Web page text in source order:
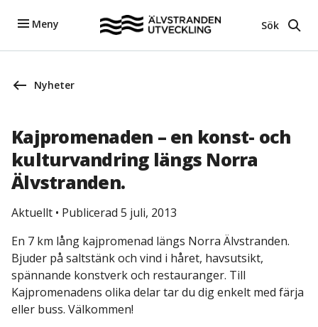
Meny Sök
Nyheter
Kajpromenaden – en konst- och
kulturvandring längs Norra
Älvstranden.
Aktuellt • Publicerad 5 juli, 2013
En 7 km lång kajpromenad längs Norra Älvstranden.
Bjuder på saltstänk och vind i håret, havsutsikt,
spännande konstverk och restauranger. Till
Kajpromenadens olika delar tar du dig enkelt med färja
eller buss. Välkommen!